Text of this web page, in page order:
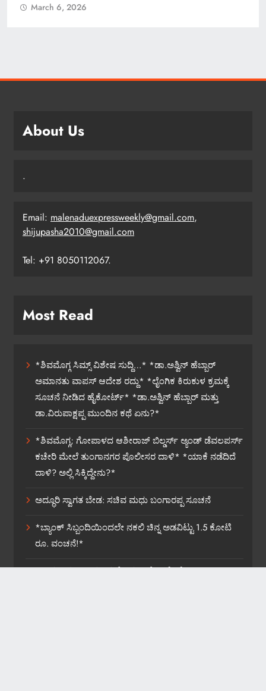
About Us
.
Email: malenaduexpressweekly@gmail.com,
shijupasha2010@gmail.com
Tel: +91 8050112067.
Most Read
*ಶಿವಮೊಗ್ಗ ಸಿಮ್ಸ್ ವಿಶೇಷ ಸುದ್ದಿ…* *ಡಾ.ಅಶ್ವಿನ್ ಹೆಬ್ಬಾರ್
ಅಮಾನತು ವಾಪಸ್ ಆದೇಶ ರದ್ದು* *ಲೈಂಗಿಕ ಕಿರುಕುಳ ಕ್ರಮಕ್ಕೆ
ಸೂಚನೆ ನೀಡಿದ ಹೈಕೋರ್ಟ್* *ಡಾ.ಅಶ್ವಿನ್ ಹೆಬ್ಬಾರ್ ಮತ್ತು
ಡಾ.ವಿರುಪಾಕ್ಷಪ್ಪ ಮುಂದಿನ ಕಥೆ ಏನು?*
*ಶಿವಮೊಗ್ಗ; ಗೋಪಾಳದ ಆಶೀರಾಜ್ ಬಿಲ್ಡರ್ಸ್ ಅ್ಯಂಡ್ ಡೆವಲಪರ್ಸ್
ಕಚೇರಿ ಮೇಲೆ ತುಂಗಾನಗರ ಪೊಲೀಸರ ದಾಳಿ* *ಯಾಕೆ ನಡೆದಿದೆ
ದಾಳಿ? ಅಲ್ಲಿ ಸಿಕ್ಕಿದ್ದೇನು?*
ಅದ್ಧೂರಿ ಸ್ವಾಗತ ಬೇಡ: ಸಚಿವ ಮಧು ಬಂಗಾರಪ್ಪ ಸೂಚನೆ
*ಬ್ಯಾಂಕ್ ಸಿಬ್ಬಂದಿಯಿಂದಲೇ ನಕಲಿ ಚಿನ್ನ ಅಡವಿಟ್ಟು 1.5 ಕೋಟಿ
ರೂ. ವಂಚನೆ!*
*ಡಾಕ್ಟರ್ ಸರ್ಜಿ ಆತ್ಮವಿಮರ್ಶೆ ಮಾಡಿಕೊಳ್ಳಲಿ: ವೈ.ಎಚ್.ಎನ್.*